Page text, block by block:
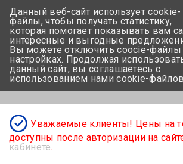
Уважаемые клиенты! Цены на
доступны после авторизации на
кабинете.
Данный веб-сайт использует cookie-
файлы, чтобы получать статистику,
которая помогает показывать вам
интересные и выгодные
Вы можете отключить coocie-файлы
настройках. Продолжая
данный сайт, вы соглашаетесь с
использованием нами cookie-